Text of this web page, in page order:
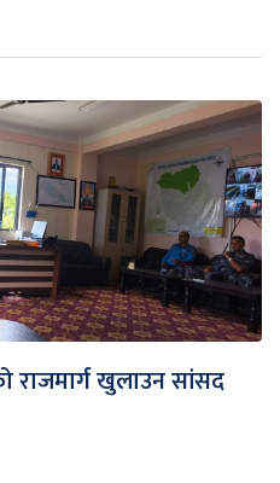
राजमार्ग खुलाउन सांसद